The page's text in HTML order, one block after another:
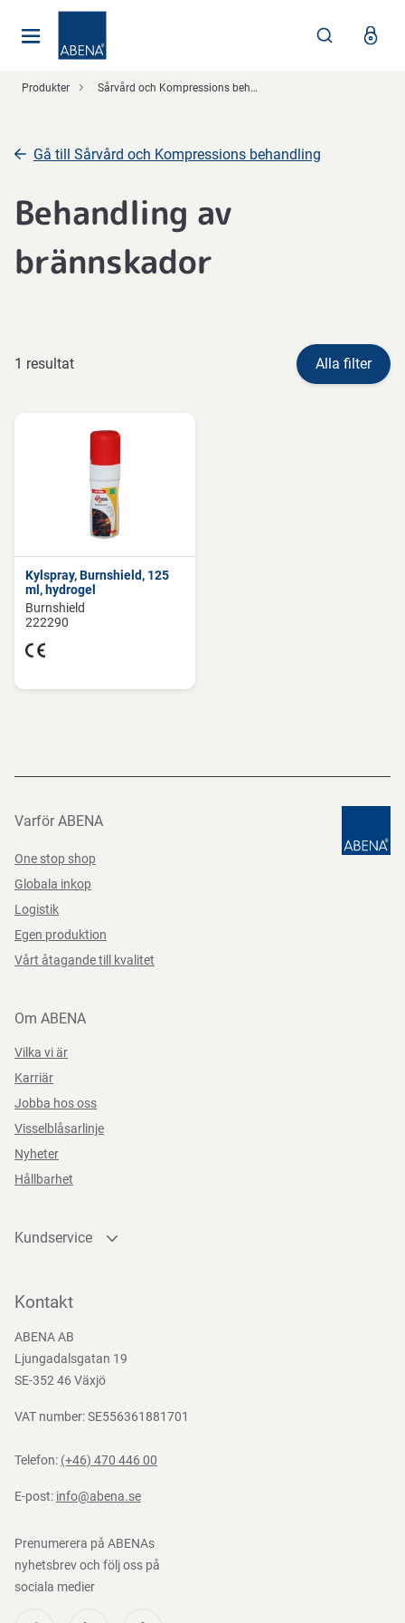
Produkter Sårvård och Kompressions behandling
Gå till Sårvård och Kompressions behandling
Behandling av
brännskador
1 resultat Alla filter
Kylspray, Burnshield, 125
ml, hydrogel
Burnshield
222290
Varför ABENA
One stop shop
Globala inkop
Logistik
Egen produktion
Vårt åtagande till kvalitet
Om ABENA
Vilka vi är
Karriär
Jobba hos oss
Visselblåsarlinje
Nyheter
Hållbarhet
Kundservice
Bli kund
Nedladdningar
Kontakt
ABENA AB
Ljungadalsgatan 19
SE-352 46 Växjö
VAT number: SE556361881701
Telefon: (+46) 470 446 00
E-post: info@abena.se
Prenumerera på ABENAs
nyhetsbrev och följ oss på
sociala medier